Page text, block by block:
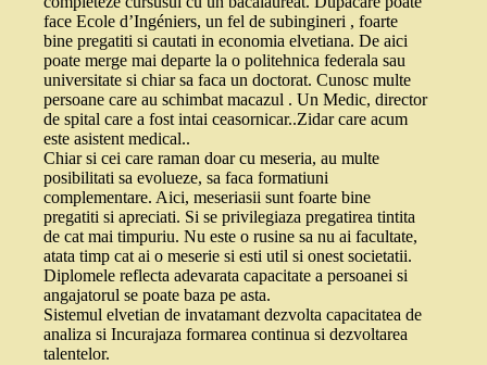
face Ecole d’Ingéniers, un fel de subingineri , foarte
bine pregatiti si cautati in economia elvetiana. De aici
poate merge mai departe la o politehnica federala sau
universitate si chiar sa faca un doctorat. Cunosc multe
persoane care au schimbat macazul . Un Medic, director
de spital care a fost intai ceasornicar..Zidar care acum
este asistent medical..
Chiar si cei care raman doar cu meseria, au multe
posibilitati sa evolueze, sa faca formatiuni
complementare. Aici, meseriasii sunt foarte bine
pregatiti si apreciati. Si se privilegiaza pregatirea tintita
de cat mai timpuriu. Nu este o rusine sa nu ai facultate,
atata timp cat ai o meserie si esti util si onest societatii.
Diplomele reflecta adevarata capacitate a persoanei si
angajatorul se poate baza pe asta.
Sistemul elvetian de invatamant dezvolta capacitatea de
analiza si Incurajaza formarea continua si dezvoltarea
talentelor.